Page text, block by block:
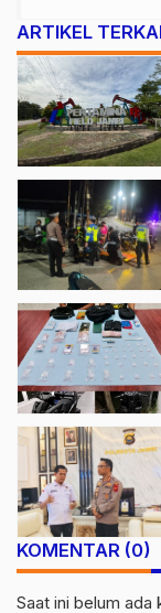
ARTIKEL
KOMENTAR (0)
Saat ini belum ada